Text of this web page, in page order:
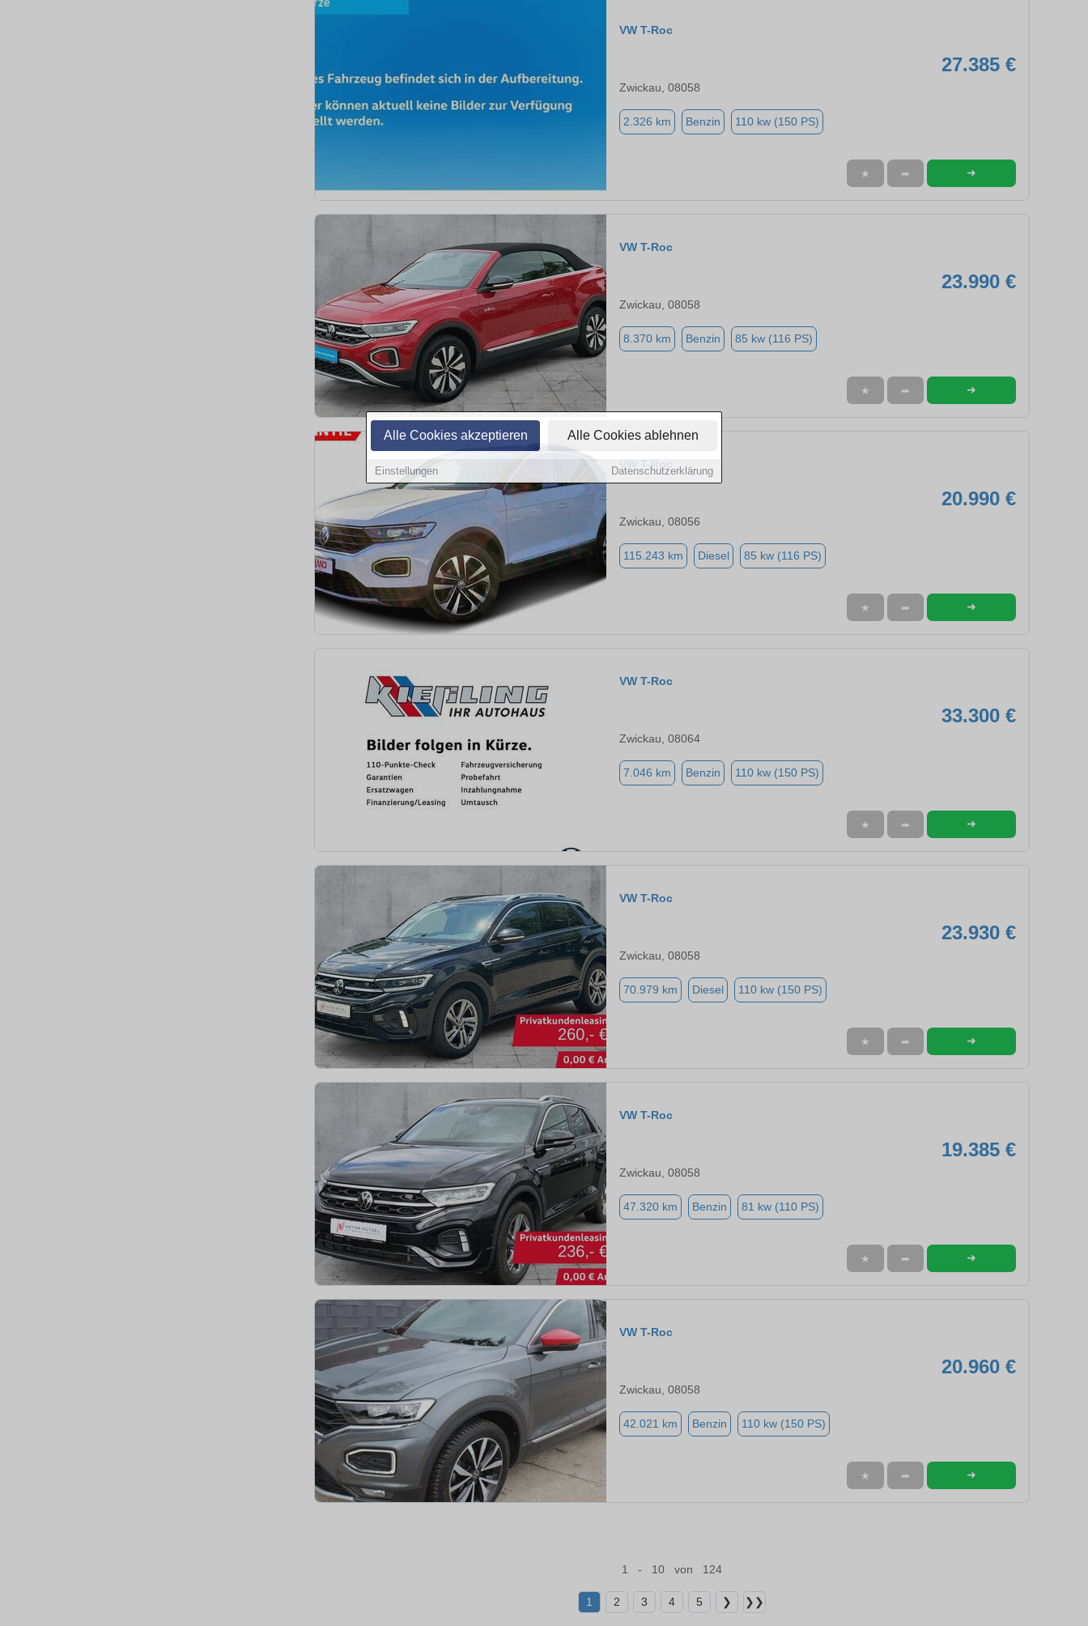
Alle Cookies akzeptieren Alle Cookies ablehnen
Einstellungen Datenschutzerklärung
VW T-Roc
27.385 €
Zwickau, 08058
2.326 km Benzin 110 kw (150 PS)
★ ➦ ➜
VW T-Roc
23.990 €
Zwickau, 08058
8.370 km Benzin 85 kw (116 PS)
★ ➦ ➜
VW T-Roc
20.990 €
Zwickau, 08056
115.243 km Diesel 85 kw (116 PS)
★ ➦ ➜
VW T-Roc
33.300 €
Zwickau, 08064
7.046 km Benzin 110 kw (150 PS)
★ ➦ ➜
VW T-Roc
23.930 €
Zwickau, 08058
70.979 km Diesel 110 kw (150 PS)
★ ➦ ➜
VW T-Roc
19.385 €
Zwickau, 08058
47.320 km Benzin 81 kw (110 PS)
★ ➦ ➜
VW T-Roc
20.960 €
Zwickau, 08058
42.021 km Benzin 110 kw (150 PS)
★ ➦ ➜
1 - 10 von 124
1 2 3 4 5 ❯ ❯❯